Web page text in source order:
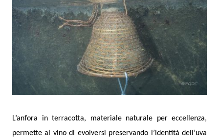
L’anfora in terracotta, materiale naturale per eccellenza,
permette al vino di evolversi preservando l’identità dell’uva